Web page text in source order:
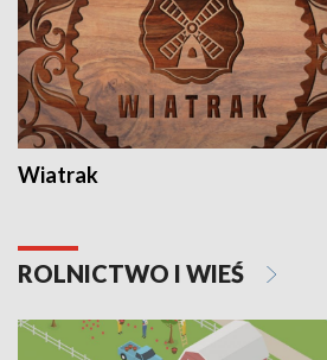
Wiatrak
ROLNICTWO I WIEŚ